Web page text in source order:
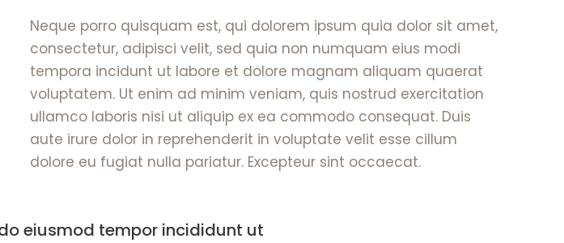
Neque porro quisquam est, qui dolorem ipsum quia dolor sit amet,
consectetur, adipisci velit, sed quia non numquam eius modi
tempora incidunt ut labore et dolore magnam aliquam quaerat
voluptatem. Ut enim ad minim veniam, quis nostrud exercitation
ullamco laboris nisi ut aliquip ex ea commodo consequat. Duis
aute irure dolor in reprehenderit in voluptate velit esse cillum
dolore eu fugiat nulla pariatur. Excepteur sint occaecat.
eiusmod tempor incididunt ut